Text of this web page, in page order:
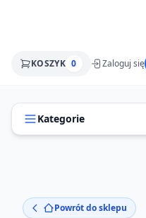
KOSZYK 0 Zaloguj się
Kategorie
Powrót do sklepu